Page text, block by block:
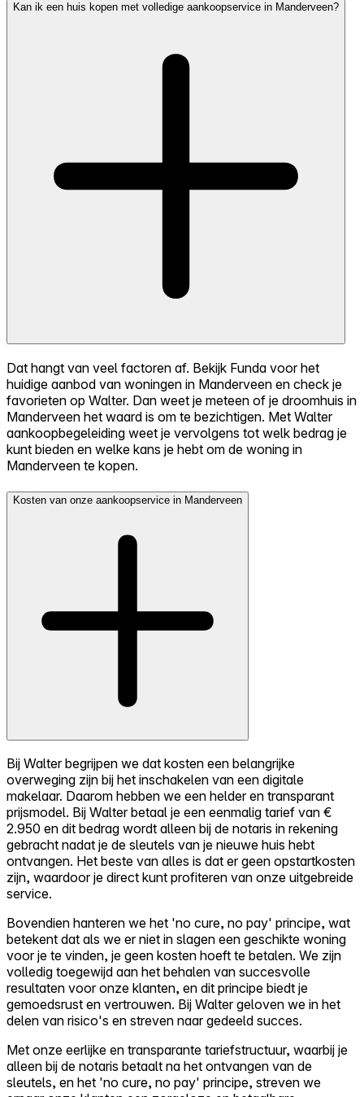
Kan ik een huis kopen met volledige aankoopservice in Manderveen?
Dat hangt van veel factoren af. Bekijk Funda voor het
huidige aanbod van woningen in Manderveen en check je
favorieten op Walter. Dan weet je meteen of je droomhuis in
Manderveen het waard is om te bezichtigen. Met Walter
aankoopbegeleiding weet je vervolgens tot welk bedrag je
kunt bieden en welke kans je hebt om de woning in
Manderveen te kopen.
Kosten van onze aankoopservice in Manderveen
Bij Walter begrijpen we dat kosten een belangrijke
overweging zijn bij het inschakelen van een digitale
makelaar. Daarom hebben we een helder en transparant
prijsmodel. Bij Walter betaal je een eenmalig tarief van €
2.950 en dit bedrag wordt alleen bij de notaris in rekening
gebracht nadat je de sleutels van je nieuwe huis hebt
ontvangen. Het beste van alles is dat er geen opstartkosten
zijn, waardoor je direct kunt profiteren van onze uitgebreide
service.
Bovendien hanteren we het 'no cure, no pay' principe, wat
betekent dat als we er niet in slagen een geschikte woning
voor je te vinden, je geen kosten hoeft te betalen. We zijn
volledig toegewijd aan het behalen van succesvolle
resultaten voor onze klanten, en dit principe biedt je
gemoedsrust en vertrouwen. Bij Walter geloven we in het
delen van risico's en streven naar gedeeld succes.
Met onze eerlijke en transparante tariefstructuur, waarbij je
alleen bij de notaris betaalt na het ontvangen van de
sleutels, en het 'no cure, no pay' principe, streven we